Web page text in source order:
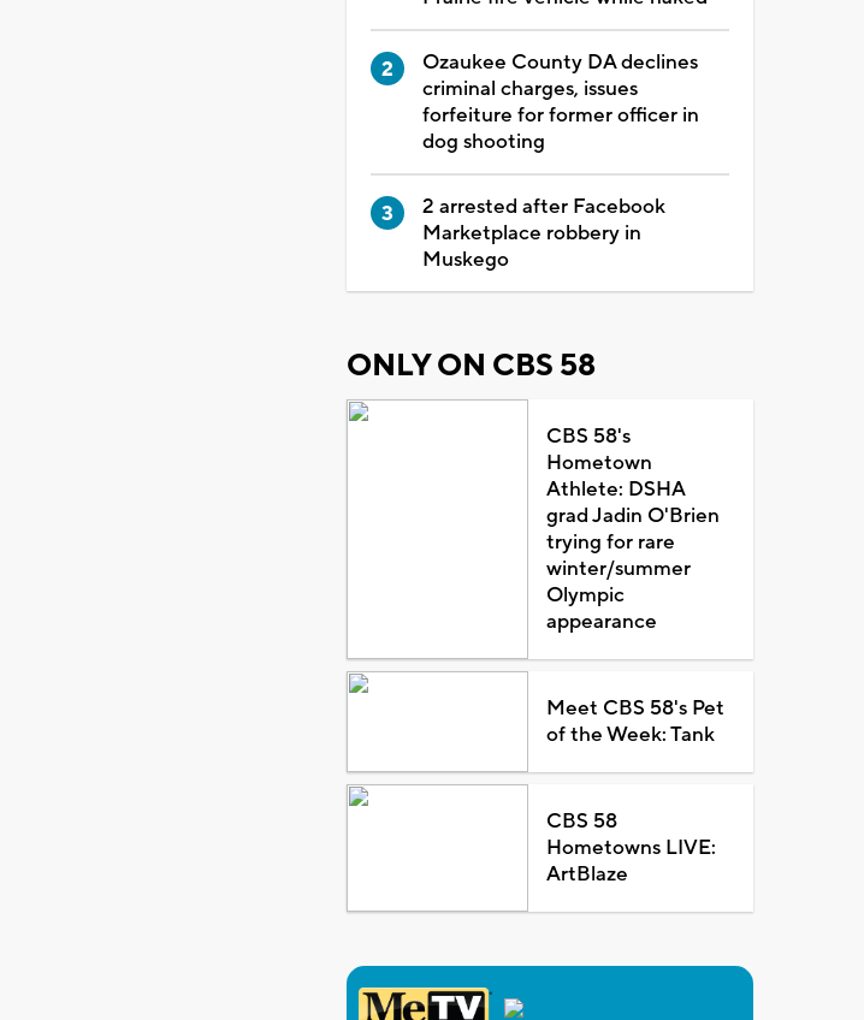
Ozaukee County DA declines
criminal charges, issues
forfeiture for former officer in
dog shooting
2 arrested after Facebook
Marketplace robbery in
Muskego
ONLY ON CBS 58
CBS 58's
Hometown
Athlete: DSHA
grad Jadin O'Brien
trying for rare
winter/summer
Olympic
appearance
Meet CBS 58's Pet
of the Week: Tank
CBS 58
Hometowns LIVE:
ArtBlaze